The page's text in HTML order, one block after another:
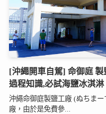
[沖繩開車自駕] 命御庭
過程知識,必試海鹽冰淇淋
沖繩命御庭製鹽工廠 (ぬちま
廠，由於是免費參...